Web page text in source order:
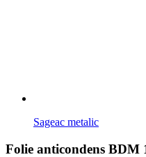
Sageac metalic
Folie anticondens